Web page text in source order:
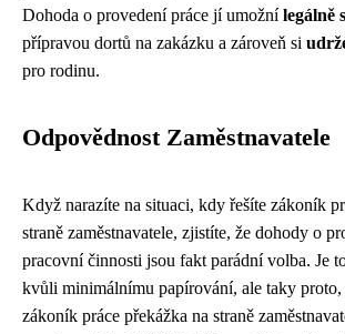
Dohoda o provedení práce jí umožnílegálně
přípravou dortů na zakázku a zároveň si
pro rodinu.
Odpovědnost Zaměstnavatele
Když narazíte na situaci, kdy řešíte zákoník
straně zaměstnavatele, zjistíte, že dohody o
pracovní činnosti jsou fakt parádní volba. Je
kvůli minimálnímu papírování, ale taky proto,
zákoník práce překážka na straně